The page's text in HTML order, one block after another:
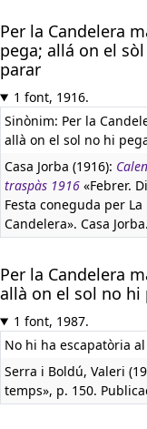
Per la Candelera
pega; allá on el
parar
1 font, 1916.
Sinònim: Per la
allà on el sol no hi
Casa Jorba (1916):
traspàs 1916 «Febrer.
Festa coneguda per
Candelera». Casa Jorba.
Per la Candelera
allà on el sol no hi
1 font, 1987.
No hi ha escapatòria
Serra i Boldú, Valeri
temps», p. 150.